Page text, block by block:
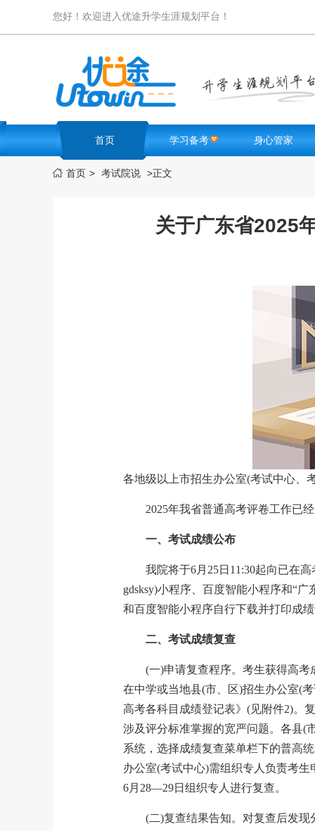
您好！欢迎进入优途升学生涯规划平台！
首页 学习备考
名校卷库
高考难题解析
身心管家
励志激励
 首页 > 考试院说 >正文
关于广东省2025
各地级以上市招生办公室(考试中心、
2025年我省普通高考评卷工作已
一、考试成绩公布
我院将于6月25日11:30起向已在
gdsksy)小程序、百度智能小程序和“
和百度智能小程序自行下载并打印成
二、考试成绩复查
(一)申请复查程序。考生获得高考
在中学或当地县(市、区)招生办公室(
高考各科目成绩登记表》(见附件2)。
涉及评分标准掌握的宽严问题。各县(
系统，选择成绩复查菜单栏下的普高
办公室(考试中心)需组织专人负责考
6月28—29日组织专人进行复查。
(二)复查结果告知。对复查后发